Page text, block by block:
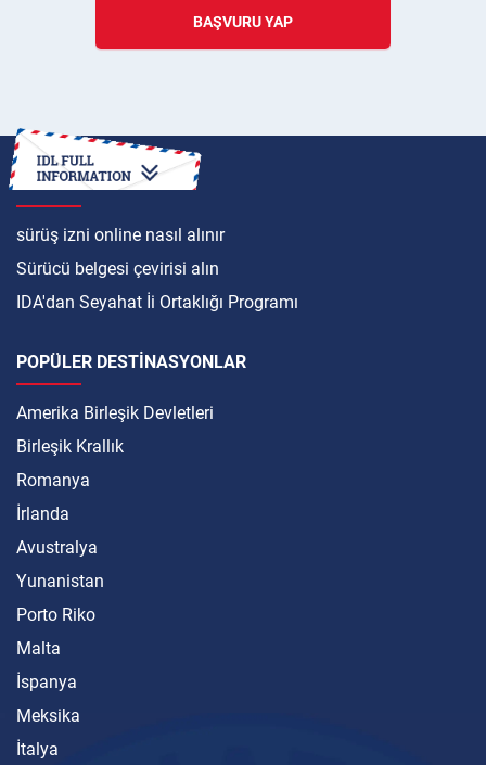
BAŞVURU YAP
ULUSLARARASI
sürüş izni online nasıl alınır
Sürücü belgesi çevirisi alın
IDA'dan Seyahat İi Ortaklığı Programı
POPÜLER DESTINASYONLAR
Amerika Birleşik Devletleri
Birleşik Krallık
Romanya
İrlanda
Avustralya
Yunanistan
Porto Riko
Malta
İspanya
Meksika
İtalya